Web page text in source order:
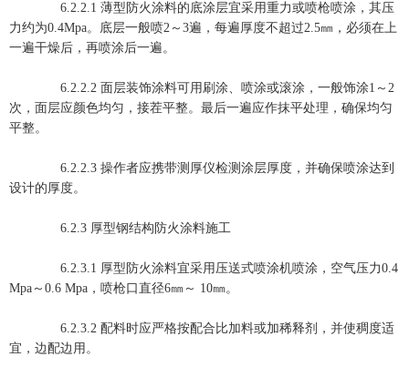
6.2.2.1 薄型防火涂料的底涂层宜采用重力或喷枪喷涂，其压
力约为0.4Mpa。底层一般喷2～3遍，每遍厚度不超过2.5㎜，必须在上
一遍干燥后，再喷涂后一遍。
6.2.2.2 面层装饰涂料可用刷涂、喷涂或滚涂，一般饰涂1～2
次，面层应颜色均匀，接茬平整。最后一遍应作抹平处理，确保均匀
平整。
6.2.2.3 操作者应携带测厚仪检测涂层厚度，并确保喷涂达到
设计的厚度。
6.2.3 厚型钢结构防火涂料施工
6.2.3.1 厚型防火涂料宜采用压送式喷涂机喷涂，空气压力0.4
Mpa～0.6 Mpa，喷枪口直径6㎜～ 10㎜。
6.2.3.2 配料时应严格按配合比加料或加稀释剂，并使稠度适
宜，边配边用。